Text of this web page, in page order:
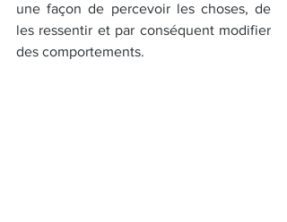
une façon de percevoir les choses, de
les ressentir et par conséquent modifier
des comportements.